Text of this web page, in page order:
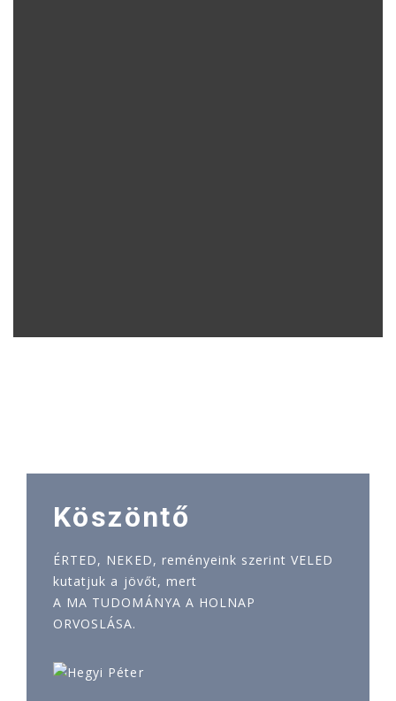
Köszöntő
ÉRTED, NEKED, reményeink szerint VELED
kutatjuk a jövőt, mert
A MA TUDOMÁNYA A HOLNAP
ORVOSLÁSA.